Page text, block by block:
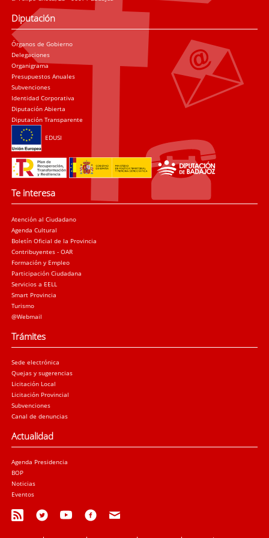
Diputación
Órganos de Gobierno
Delegaciones
Organigrama
Presupuestos Anuales
Subvenciones
Identidad Corporativa
Diputación Abierta
Diputación Transparente
EDUSI
Te interesa
Atención al Ciudadano
Agenda Cultural
Boletín Oficial de la Provincia
Contribuyentes - OAR
Formación y Empleo
Participación Ciudadana
Servicios a EELL
Smart Provincia
Turismo
@Webmail
Trámites
Sede electrónica
Quejas y sugerencias
Licitación Local
Licitación Provincial
Subvenciones
Canal de denuncias
Actualidad
Agenda Presidencia
BOP
Noticias
Eventos